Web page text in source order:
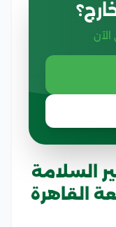
السلامة
القاهرة